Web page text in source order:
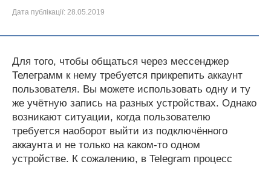
Дата публікації: 28.05.2019
Для того, чтобы общаться через мессенджер
Телеграмм к нему требуется прикрепить аккаунт
пользователя. Вы можете использовать одну и ту
же учётную запись на разных устройствах. Однако
возникают ситуации, когда пользователю
требуется наоборот выйти из подключённого
аккаунта и не только на каком-то одном
устройстве. К сожалению, в Telegram процесс